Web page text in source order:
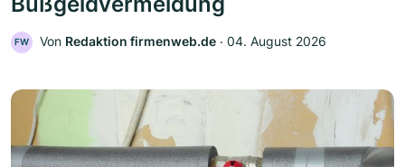
FW Von Redaktion firmenweb.de ‧ 04. August 2026